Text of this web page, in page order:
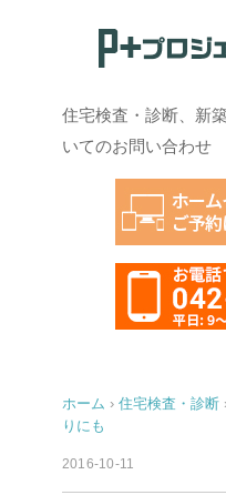
住宅検査・診断、新
いてのお問い合わせ
ホーム › 住宅検査・診断
りにも
2016-10-11